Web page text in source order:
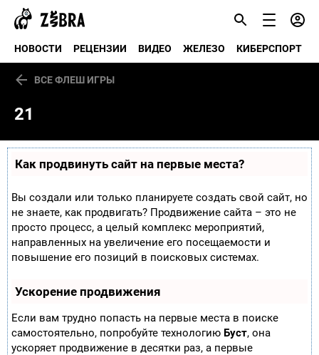
НОВОСТИ РЕЦЕНЗИИ ВИДЕО ЖЕЛЕЗО КИБЕРСПОРТ
ВСЕ ФЛЕШ ИГРЫ
21
Как продвинуть сайт на первые места?
Вы создали или только планируете создать свой сайт, но
не знаете, как продвигать? Продвижение сайта – это не
просто процесс, а целый комплекс мероприятий,
направленных на увеличение его посещаемости и
повышение его позиций в поисковых системах.
Ускорение продвижения
Если вам трудно попасть на первые места в поиске
самостоятельно, попробуйте технологию Буст, она
ускоряет продвижение в десятки раз, а первые